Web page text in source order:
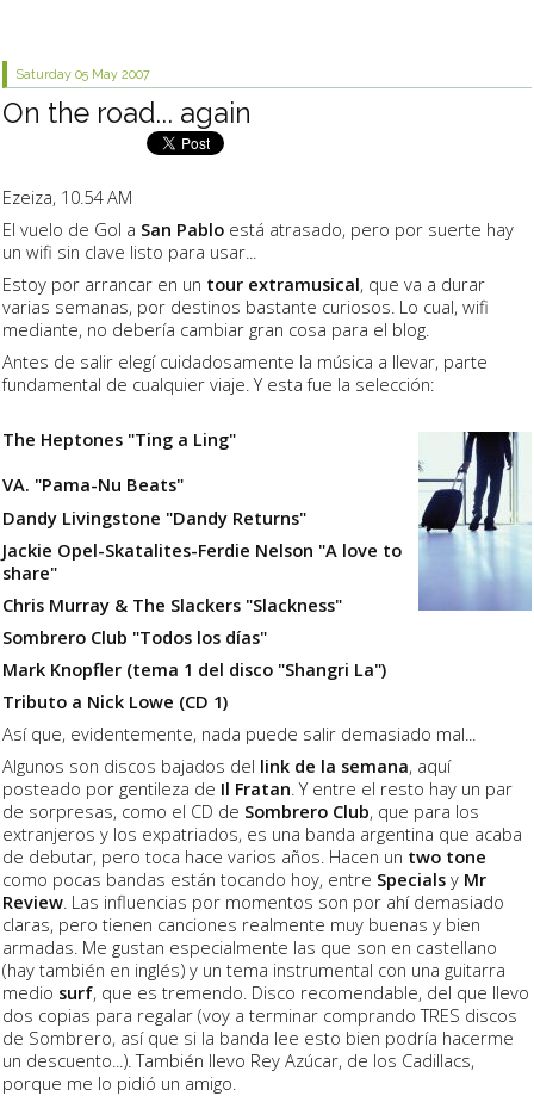
Saturday 05 May 2007
On the road... again
Ezeiza, 10.54 AM
El vuelo de Gol a San Pablo está atrasado, pero por suerte hay
un wifi sin clave listo para usar...
Estoy por arrancar en un tour extramusical, que va a durar
varias semanas, por destinos bastante curiosos. Lo cual, wifi
mediante, no debería cambiar gran cosa para el blog.
Antes de salir elegí cuidadosamente la música a llevar, parte
fundamental de cualquier viaje. Y esta fue la selección:
The Heptones "Ting a Ling"
VA. "Pama-Nu Beats"
Dandy Livingstone "Dandy Returns"
Jackie Opel-Skatalites-Ferdie Nelson "A love to
share"
Chris Murray & The Slackers "Slackness"
Sombrero Club "Todos los días"
Mark Knopfler (tema 1 del disco "Shangri La")
Tributo a Nick Lowe (CD 1)
Así que, evidentemente, nada puede salir demasiado mal...
Algunos son discos bajados del link de la semana, aquí
posteado por gentileza de Il Fratan. Y entre el resto hay un par
de sorpresas, como el CD de Sombrero Club, que para los
extranjeros y los expatriados, es una banda argentina que acaba
de debutar, pero toca hace varios años. Hacen un two tone
como pocas bandas están tocando hoy, entre Specials y Mr
Review. Las influencias por momentos son por ahí demasiado
claras, pero tienen canciones realmente muy buenas y bien
armadas. Me gustan especialmente las que son en castellano
(hay también en inglés) y un tema instrumental con una guitarra
medio surf, que es tremendo. Disco recomendable, del que llevo
dos copias para regalar (voy a terminar comprando TRES discos
de Sombrero, así que si la banda lee esto bien podría hacerme
un descuento...). También llevo Rey Azúcar, de los Cadillacs,
porque me lo pidió un amigo.